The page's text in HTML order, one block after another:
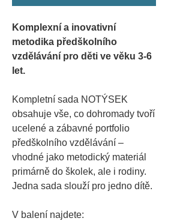
Komplexní a inovativní
metodika předškolního
vzdělávání pro děti ve věku 3-6
let.
Kompletní sada NOTÝSEK
obsahuje vše, co dohromady tvoří
ucelené a zábavné portfolio
předškolního vzdělávání –
vhodné jako metodický materiál
primárně do školek, ale i rodiny.
Jedna sada slouží pro jedno dítě.
V balení najdete: